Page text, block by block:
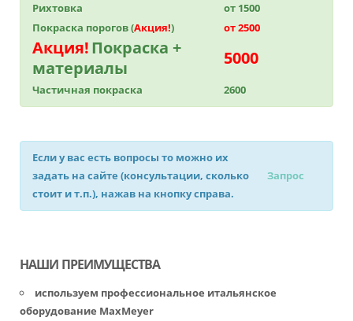
Рихтовка
от 1500
Покраска порогов (Акция!) от 2500
Акция!Покраска +
материалы
5000
Частичная покраска 2600
Если у вас есть вопросы то можно их
задать на сайте (консультации, сколько
стоит и т.п.), нажав на кнопку справа.
Запрос
НАШИ ПРЕИМУЩЕСТВА
используем профессиональное итальянское
оборудование MaxMeyer